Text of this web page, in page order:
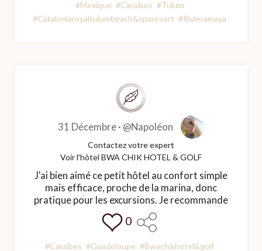
#Mexique #Caraibes #Tulum
#Cataloniaroyaltulumbeach&sparesort #Rivieramaya
31 Décembre · @Napoléon
Contactez votre expert
Voir l'hôtel BWA CHIK HOTEL & GOLF
J'ai bien aimé ce petit hôtel au confort simple
mais efficace, proche de la marina, donc
pratique pour les excursions. Je recommande
0
#Caraibes #Guadeloupe #Bwachikhotel&golf